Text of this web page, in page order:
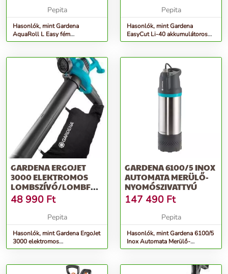
Pepita
Hasonlók, mint Gardena
AquaRoll L Easy fém
Tömlőkocsi - ezüst
Pepita
Hasonlók, mint Gardena
EasyCut Li-40 akkumulátoros
Sövénynyíró 14,4 V
GARDENA ERGOJET
3000 ELEKTROMOS
LOMBSZÍVÓ/LOMBFÚJÓ
3000 W, FEKETE-KÉK
48 990 Ft
Pepita
Hasonlók, mint Gardena ErgoJet
3000 elektromos
Lombszívó/lombfújó 3000 W,
GARDENA 6100/5 INOX
AUTOMATA MERÜLŐ-
NYOMÓSZIVATTYÚ
147 490 Ft
Pepita
Hasonlók, mint Gardena 6100/5
Inox Automata Merülő-
nyomószivattyú